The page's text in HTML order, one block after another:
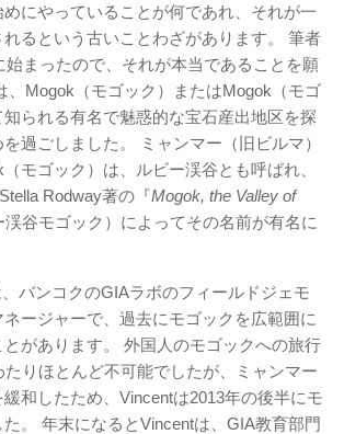
にやっていることが何であれ、それが一
るという古いことわざがあります。 筆者
始まったので、それが本当であることを願
、Mogok（モゴック）またはMogok（モゴ
られる有名で魅惑的な宝石産出地区を探
過ごしました。 ミャンマー（旧ビルマ）
モゴック）は、ルビー渓谷とも呼ばれ、
Rodway著の『Mogok, the Valley of
渓谷モゴック）によってその名前が有名に
バンコクのGIAラボのフィールドジェモ
ージャーで、過去にモゴックを広範囲に
があります。 外国人のモゴックへの旅行
たりほとんど不可能でしたが、ミャンマー
和したため、Vincentは2013年の後半にモ
。 年末になるとVincentは、GIA教育部門